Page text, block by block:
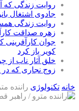
روایت زندگی که
جادوی اشتغال
روایت زندگی
زهره صداقت
جوان کارآفرینی
کویر باز کرد
خلق آثار ناب از
زوج نجاری که
خانه تکنولوژی راننده